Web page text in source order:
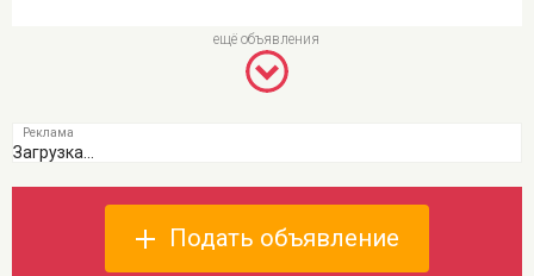
Загрузка...
Подать объявление